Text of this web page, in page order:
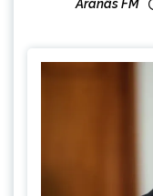
Aranãs FM